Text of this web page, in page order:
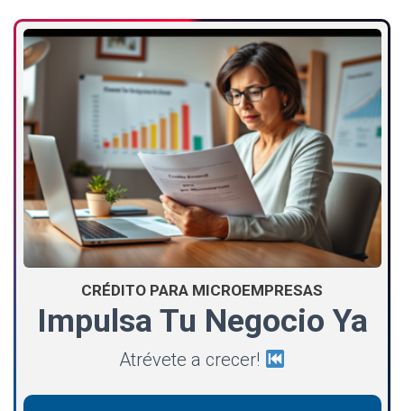
CRÉDITO PARA MICROEMPRESAS
Impulsa Tu Negocio Ya
Atrévete a crecer!